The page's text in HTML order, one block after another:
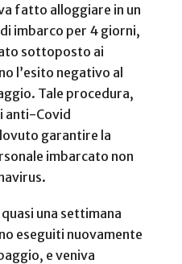
fatto alloggiare in un
imbarco per 4 giorni,
sottoposto ai
l’esito negativo al
Tale procedura,
anti-Covid
garantire la
imbarcato non
una settimana
eseguiti nuovamente
e veniva